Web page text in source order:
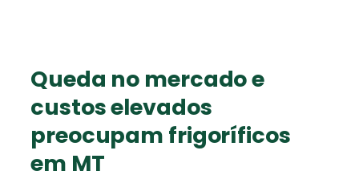
Queda no mercado e
custos elevados
preocupam frigoríficos
em MT